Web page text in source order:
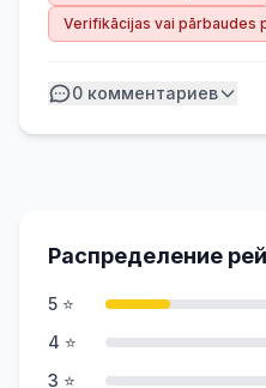
Verifikācijas vai pārbaudes
0 комментариев
Распределение
5 ⭐
4 ⭐
3 ⭐